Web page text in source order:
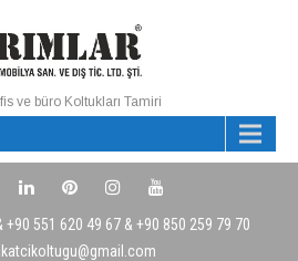
ve büro Koltukları Tamiri
+90 551 620 49 67 & +90 850 259 79 70